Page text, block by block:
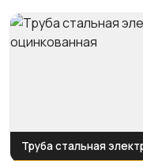
Труба стальная